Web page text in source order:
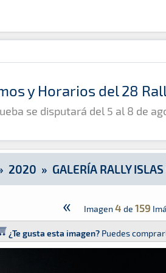
- Ceremonias
y Horarios del 28
se disputará del 5 al 8 de
2020 » GALERÍA RALLY
« Imagen 4 de 159
¿Te gusta esta imagen? Puedes